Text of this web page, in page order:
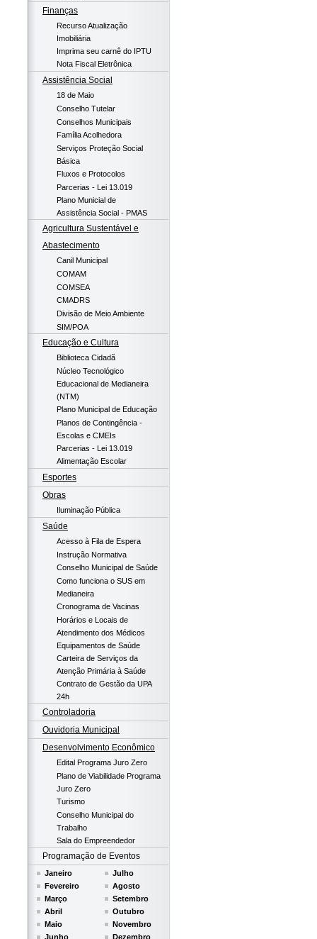
Finanças
Recurso Atualização
Imobiliária
Imprima seu carnê do IPTU
Nota Fiscal Eletrônica
Assistência Social
18 de Maio
Conselho Tutelar
Conselhos Municipais
Família Acolhedora
Serviços Proteção Social
Básica
Fluxos e Protocolos
Parcerias - Lei 13.019
Plano Municial de
Assistência Social - PMAS
Agricultura Sustentável e
Abastecimento
Canil Municipal
COMAM
COMSEA
CMADRS
Divisão de Meio Ambiente
SIM/POA
Educação e Cultura
Biblioteca Cidadã
Núcleo Tecnológico
Educacional de Medianeira
(NTM)
Plano Municipal de Educação
Planos de Contingência -
Escolas e CMEIs
Parcerias - Lei 13.019
Alimentação Escolar
Esportes
Obras
Iluminação Pública
Saúde
Acesso à Fila de Espera
Instrução Normativa
Conselho Municipal de Saúde
Como funciona o SUS em
Medianeira
Cronograma de Vacinas
Horários e Locais de
Atendimento dos Médicos
Equipamentos de Saúde
Carteira de Serviços da
Atenção Primária à Saúde
Contrato de Gestão da UPA
24h
Controladoria
Ouvidoria Municipal
Desenvolvimento Econômico
Edital Programa Juro Zero
Plano de Viabilidade Programa
Juro Zero
Turismo
Conselho Municipal do
Trabalho
Sala do Empreendedor
Programação de Eventos
Janeiro
Fevereiro
Março
Abril
Maio
Junho
Julho
Agosto
Setembro
Outubro
Novembro
Dezembro